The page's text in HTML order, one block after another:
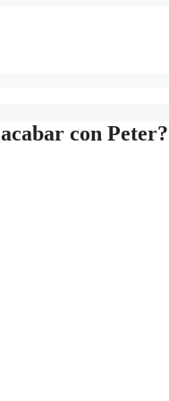
con